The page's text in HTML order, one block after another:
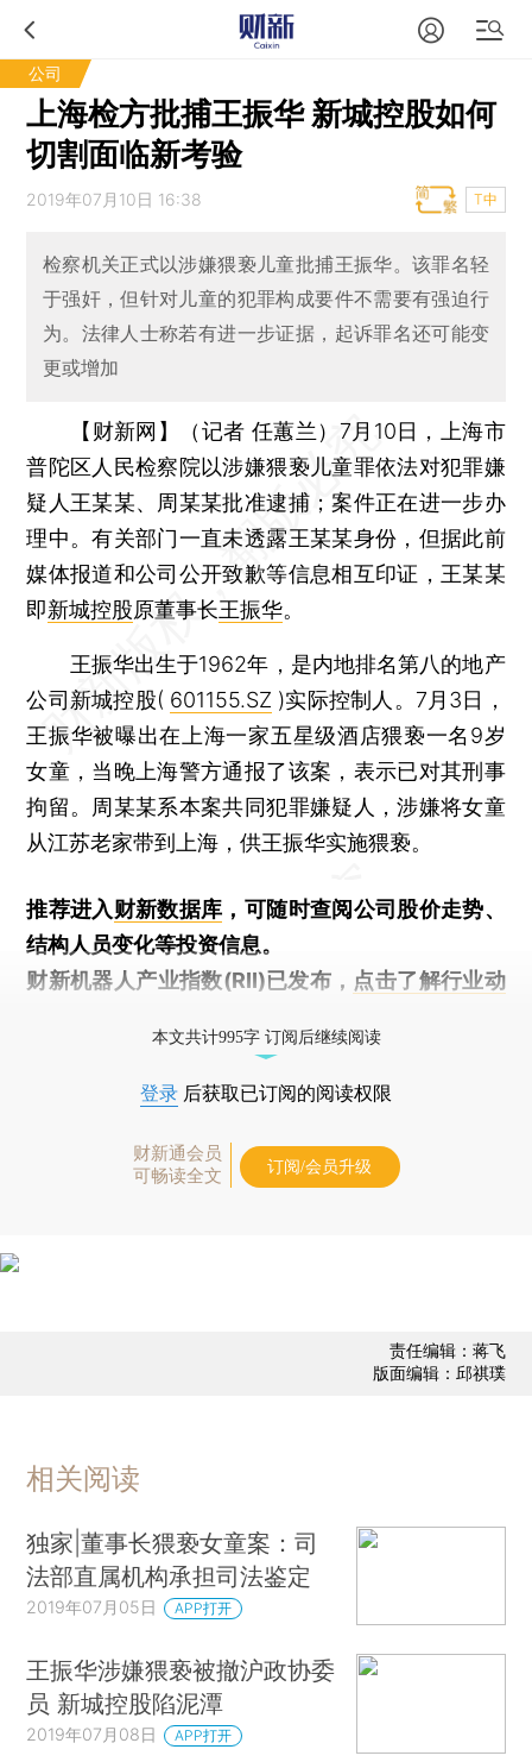
公司
上海检方批捕王振华 新城控股如何
切割面临新考验
2019年07月10日 16:38 T中
检察机关正式以涉嫌猥亵儿童批捕王振华。该罪名轻
于强奸，但针对儿童的犯罪构成要件不需要有强迫行
为。法律人士称若有进一步证据，起诉罪名还可能变
更或增加
【财新网】（记者 任蕙兰） 7月10日，上海市
普陀区人民检察院以涉嫌猥亵儿童罪依法对犯罪嫌
疑人王某某、周某某批准逮捕；案件正在进一步办
理中。有关部门一直未透露王某某身份，但据此前
媒体报道和公司公开致歉等信息相互印证，王某某
即新城控股原董事长王振华。
王振华出生于1962年，是内地排名第八的地产
公司新城控股( 601155.SZ )实际控制人。7月3日，
王振华被曝出在上海一家五星级酒店猥亵一名9岁
女童，当晚上海警方通报了该案，表示已对其刑事
拘留。周某某系本案共同犯罪嫌疑人，涉嫌将女童
从江苏老家带到上海，供王振华实施猥亵。
推荐进入财新数据库 ，可随时查阅公司股价走势、
结构人员变化等投资信息。
财新机器人产业指数(RII)已发布， 点击了解行业动
本文共计995字 订阅后继续阅读
登录 后获取已订阅的阅读权限
财新通会员
可畅读全文
订阅/会员升级
责任编辑：蒋飞
版面编辑：邱祺璞
相关阅读
独家|董事长猥亵女童案：司
法部直属机构承担司法鉴定
2019年07月05日 APP打开
王振华涉嫌猥亵被撤沪政协委
员 新城控股陷泥潭
2019年07月08日 APP打开